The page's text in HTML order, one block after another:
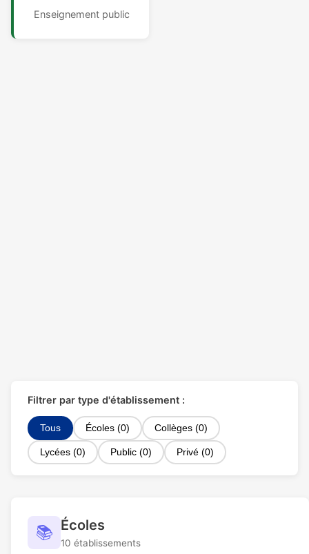
Enseignement public
Filtrer par type d'établissement :
Tous Écoles (0) Collèges (0)
Lycées (0) Public (0) Privé (0)
📚 Écoles
10 établissements